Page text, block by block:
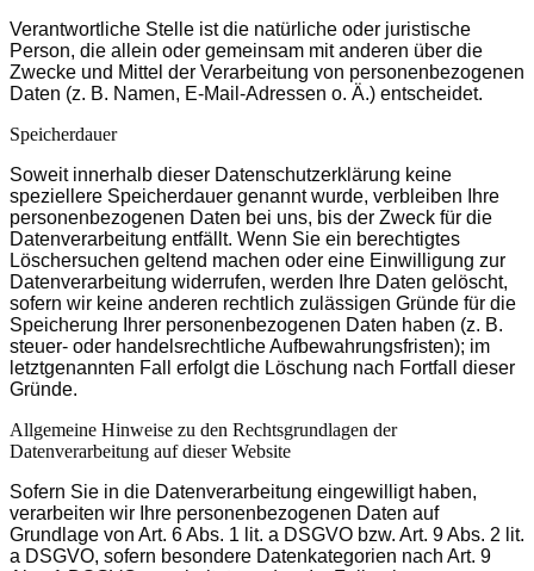
Verantwortliche Stelle ist die natürliche oder juristische
Person, die allein oder gemeinsam mit anderen über die
Zwecke und Mittel der Verarbeitung von personenbezogenen
Daten (z. B. Namen, E-Mail-Adressen o. Ä.) entscheidet.
Speicherdauer
Soweit innerhalb dieser Datenschutzerklärung keine
speziellere Speicherdauer genannt wurde, verbleiben Ihre
personenbezogenen Daten bei uns, bis der Zweck für die
Datenverarbeitung entfällt. Wenn Sie ein berechtigtes
Löschersuchen geltend machen oder eine Einwilligung zur
Datenverarbeitung widerrufen, werden Ihre Daten gelöscht,
sofern wir keine anderen rechtlich zulässigen Gründe für die
Speicherung Ihrer personenbezogenen Daten haben (z. B.
steuer- oder handelsrechtliche Aufbewahrungsfristen); im
letztgenannten Fall erfolgt die Löschung nach Fortfall dieser
Gründe.
Allgemeine Hinweise zu den Rechtsgrundlagen der
Datenverarbeitung auf dieser Website
Sofern Sie in die Datenverarbeitung eingewilligt haben,
verarbeiten wir Ihre personenbezogenen Daten auf
Grundlage von Art. 6 Abs. 1 lit. a DSGVO bzw. Art. 9 Abs. 2 lit.
a DSGVO, sofern besondere Datenkategorien nach Art. 9